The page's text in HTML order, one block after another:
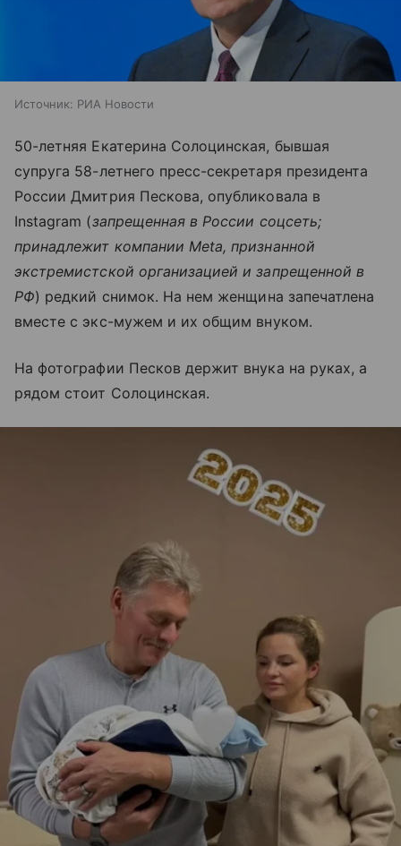
Источник: РИА Новости
50-летняя Екатерина Солоцинская, бывшая
супруга 58-летнего пресс-секретаря президента
России Дмитрия Пескова, опубликовала в
Instagram (запрещенная в России соцсеть;
принадлежит компании Meta, признанной
экстремистской организацией и запрещенной в
РФ) редкий снимок. На нем женщина запечатлена
вместе с экс-мужем и их общим внуком.
На фотографии Песков держит внука на руках, а
рядом стоит Солоцинская.